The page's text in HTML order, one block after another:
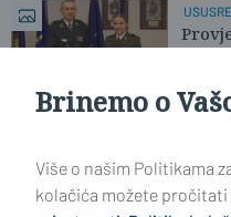
Brinemo o
Više o našim Politikama
kolačića možete pročitati